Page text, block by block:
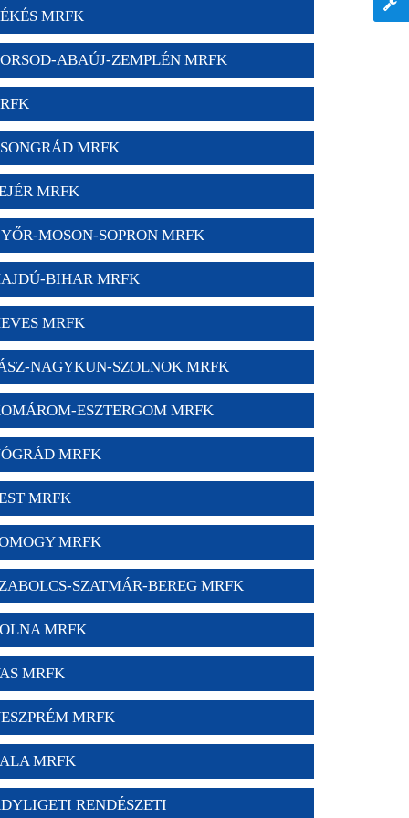
MRFK
ABAÚJ-ZEMPLÉN MRFK
MRFK
MRFK
MOSON-SOPRON MRFK
BIHAR MRFK
MRFK
NAGYKUN-SZOLNOK MRFK
ESZTERGOM MRFK
MRFK
MRFK
MRFK
SZATMÁR-BEREG MRFK
MRFK
MRFK
MRFK
MRFK
RENDÉSZETI